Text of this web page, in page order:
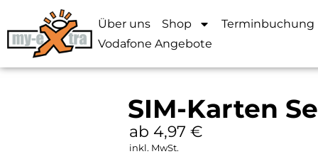
Über uns Shop
Terminbuchung
Vodafone Angebote
SIM-Karten
ab 4,97 €
inkl. MwSt.